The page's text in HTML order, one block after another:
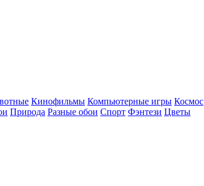
Кинофильмы Компьютерные игры Космос
Природа Разные обои Спорт Фэнтези Цветы